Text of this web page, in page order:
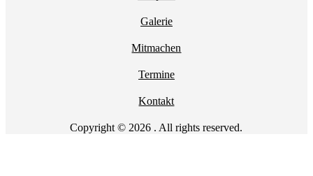
Galerie
Mitmachen
Termine
Kontakt
Copyright © 2026 . All rights reserved.